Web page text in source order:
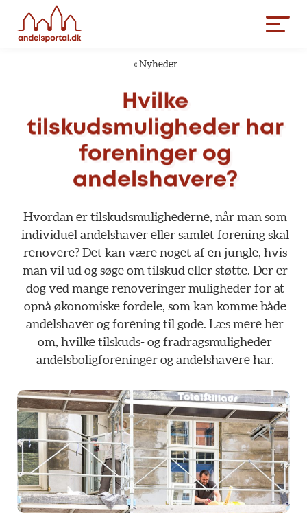
« Nyheder
Hvilke
tilskudsmuligheder har
foreninger og
andelshavere?
Hvordan er tilskudsmulighederne, når man som
individuel andelshaver eller samlet forening skal
renovere? Det kan være noget af en jungle, hvis
man vil ud og søge om tilskud eller støtte. Der er
dog ved mange renoveringer muligheder for at
opnå økonomiske fordele, som kan komme både
andelshaver og forening til gode. Læs mere her
om, hvilke tilskuds- og fradragsmuligheder
andelsboligforeninger og andelshavere har.